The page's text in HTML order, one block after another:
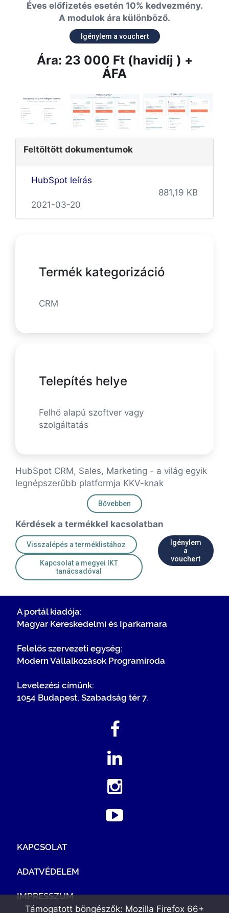
Éves előfizetés esetén 10% kedvezmény.
A modulok ára különböző.
Igénylem a vouchert
Ára: 23 000 Ft (havidíj ) +
ÁFA
Feltöltött dokumentumok
HubSpot leírás
881,19 KB
2021-03-20
Termék kategorizáció
CRM
Telepítés helye
Felhő alapú szoftver vagy
szolgáltatás
HubSpot CRM, Sales, Marketing - a világ egyik
legnépszerűbb platformja KKV-knak
Bővebben
Kérdések a termékkel kacsolatban
Visszalépés a terméklistához
Kapcsolat a megyei IKT
tanácsadóval
Igénylem
a
vouchert
A portál kiadója:
Magyar Kereskedelmi és Iparkamara
Felelős szervezeti egység:
Modern Vállalkozások Programiroda
Levelezési címünk:
1054 Budapest, Szabadság tér 7.
KAPCSOLAT
ADATVÉDELEM
IMPRESSZUM
Támogatott böngészők: Mozilla Firefox 66+